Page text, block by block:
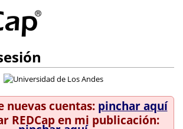
nuevas cuentas: pinchar aquí
REDCap en mi publicación: